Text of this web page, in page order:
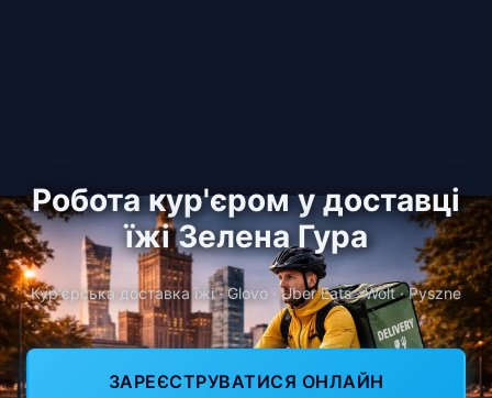
Робота кур'єром у доставці
їжі Зелена Гура
Кур'єрська доставка їжі · Glovo · Uber Eats · Wolt · Pyszne
ЗАРЕЄСТРУВАТИСЯ ОНЛАЙН